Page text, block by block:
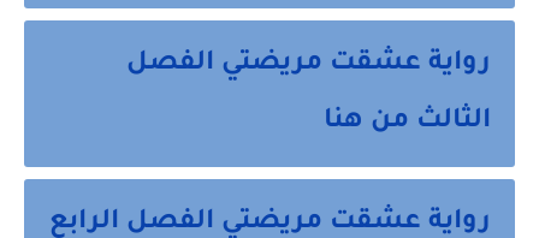
رواية عشقت مريضتي الفصل
الثالث من هنا
رواية عشقت مريضتي الفصل الرابع